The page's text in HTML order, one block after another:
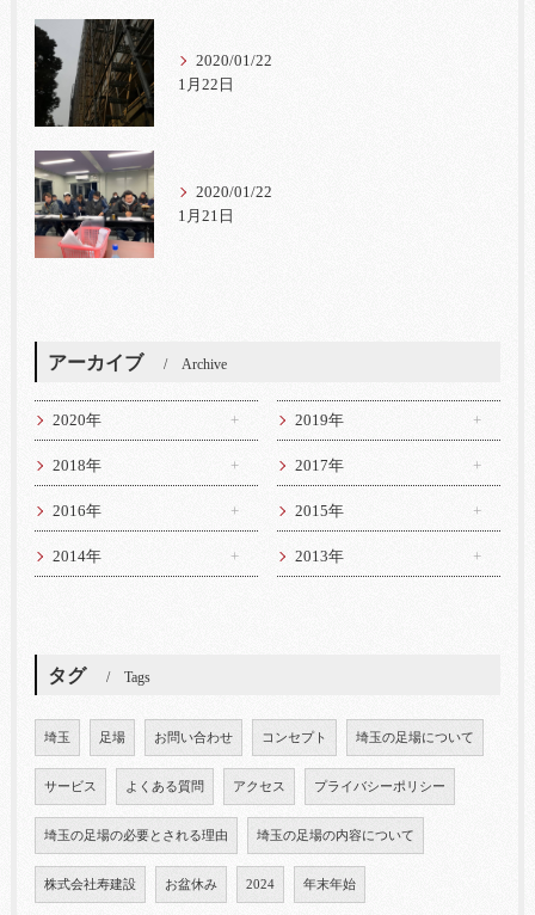
2020/01/22
1月22日
2020/01/22
1月21日
アーカイブ Archive
2020年 2019年
2018年 2017年
2016年 2015年
2014年 2013年
タグ Tags
埼玉 足場 お問い合わせ コンセプト 埼玉の足場について
サービス よくある質問 アクセス プライバシーポリシー
埼玉の足場の必要とされる理由 埼玉の足場の内容について
株式会社寿建設 お盆休み 2024 年末年始